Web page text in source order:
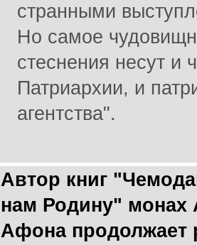
странными
Но самое
стеснения несут и
Патриархии, и
агентства".
Автор книг
нам Родину" монах
Афона продолжает